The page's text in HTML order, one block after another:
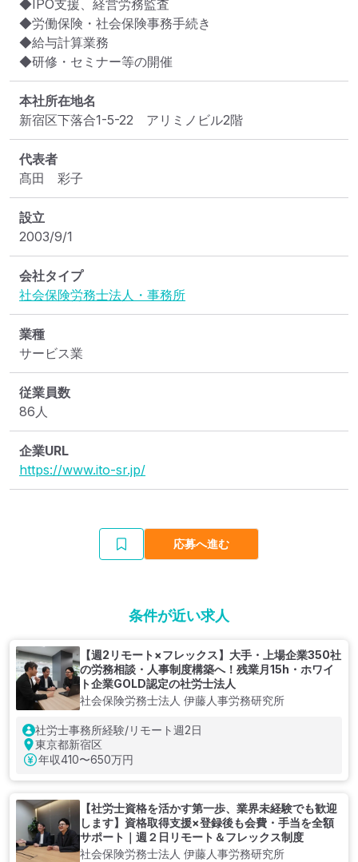
◆IPO支援、経営労務監査
◆労働保険・社会保険事務手続き
◆給与計算業務
◆研修・セミナー等の開催
本社所在地名
新宿区下落合1-5-22　アリミノビル2階
代表者
髙田　彩子
設立
2003/9/1
会社タイプ
社会保険労務士法人・事務所
業種
サービス業
従業員数
86人
企業URL
https://www.ito-sr.jp/
応募へ進む
条件が近い求人
【週2リモート×フレックス】大手・上場企業350社
の労務相談・人事制度構築へ！残業月15h・ホワイ
ト企業GOLD認定の社労士法人
社会保険労務士法人 伊藤人事労務研究所
社労士事務所経験/リモート週2日
東京都新宿区
年収410〜650万円
【社労士資格を活かす第一歩、業界未経験でも歓迎
します】資格取得支援×登録後も会費・手当を全額
サポート｜週２日リモート＆フレックス制度
社会保険労務士法人 伊藤人事労務研究所